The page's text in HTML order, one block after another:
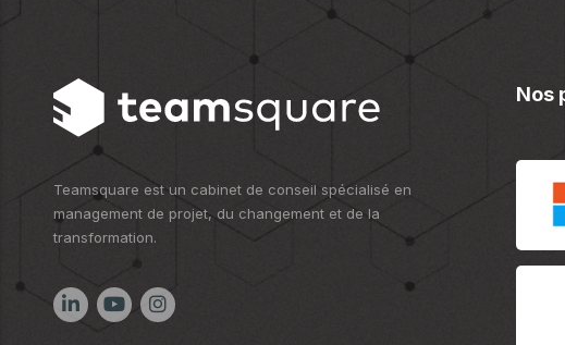
Teamsquare est un cabinet de conseil spécialisé en
management de projet, du changement et de la
transformation.
Nos